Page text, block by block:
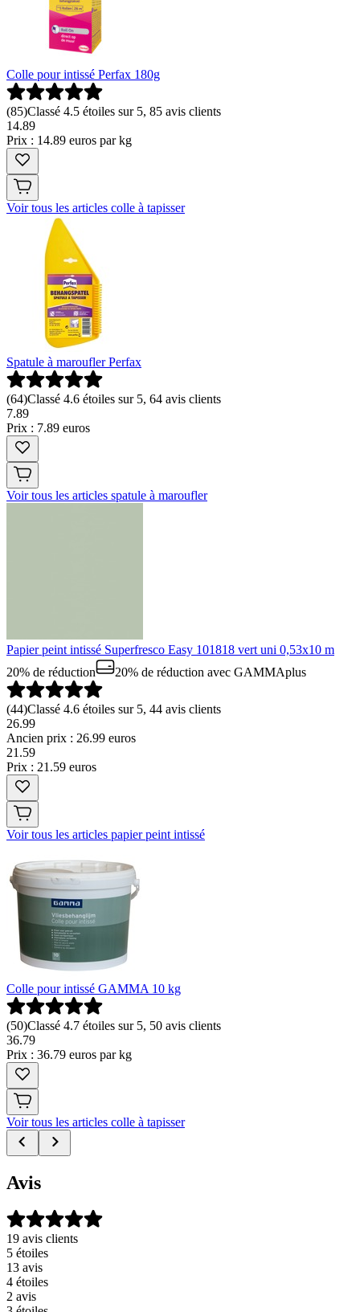
Colle pour intissé Perfax 180g
(85)Classé 4.5 étoiles sur 5, 85 avis clients
14.89
Prix : 14.89 euros par kg
Voir tous les articles colle à tapisser
Spatule à maroufler Perfax
(64)Classé 4.6 étoiles sur 5, 64 avis clients
7.89
Prix : 7.89 euros
Voir tous les articles spatule à maroufler
Papier peint intissé Superfresco Easy 101818 vert uni 0,53x10 m
20% de réduction
20% de réduction avec GAMMAplus
(44)Classé 4.6 étoiles sur 5, 44 avis clients
26.99
Ancien prix : 26.99 euros
21 .59
Prix : 21.59 euros
Voir tous les articles papier peint intissé
Colle pour intissé GAMMA 10 kg
(50)Classé 4.7 étoiles sur 5, 50 avis clients
36.79
Prix : 36.79 euros par kg
Voir tous les articles colle à tapisser
Avis
19 avis clients
5 étoiles
13 avis
4 étoiles
2 avis